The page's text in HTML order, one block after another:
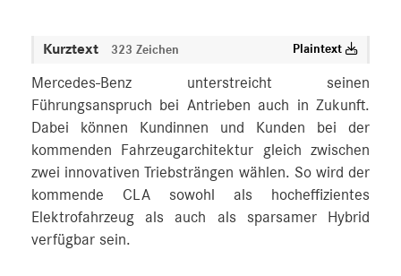
Kurztext 323 Zeichen Plaintext
Mercedes-Benz unterstreicht seinen
Führungsanspruch bei Antrieben auch in Zukunft.
Dabei können Kundinnen und Kunden bei der
kommenden Fahrzeugarchitektur gleich zwischen
zwei innovativen Triebsträngen wählen. So wird der
kommende CLA sowohl als hocheffizientes
Elektrofahrzeug als auch als sparsamer Hybrid
verfügbar sein.